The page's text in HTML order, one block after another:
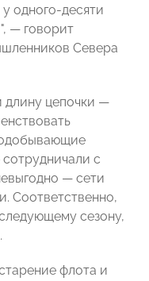
одного-десяти
— говорит
Севера
длину цепочки —
с
— сети
Соответственно,
сезону,
флота и